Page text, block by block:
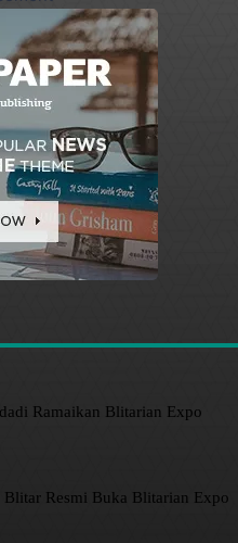
Ramaikan Blitarian Expo
Blitar Resmi Buka Blitarian Expo